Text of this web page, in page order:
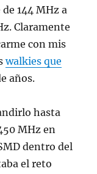
144 MHz a
Claramente
con mis
walkies que
años.
hasta
MHz en
dentro del
el reto